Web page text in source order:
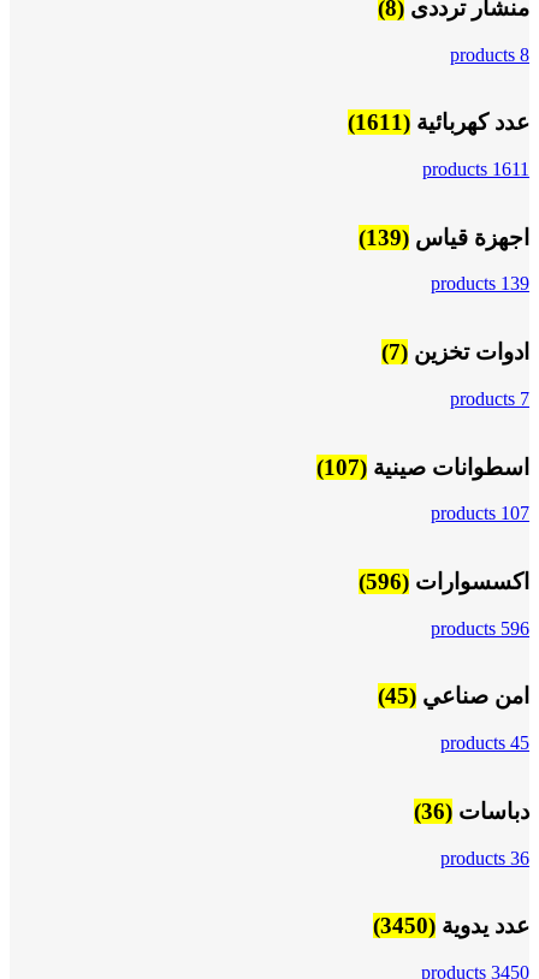
منشار ترددى (8)
8 products
عدد كهربائية (1611)
1611 products
اجهزة قياس (139)
139 products
ادوات تخزين (7)
7 products
اسطوانات صينية (107)
107 products
اكسسوارات (596)
596 products
امن صناعي (45)
45 products
دباسات (36)
36 products
عدد يدوية (3450)
3450 products